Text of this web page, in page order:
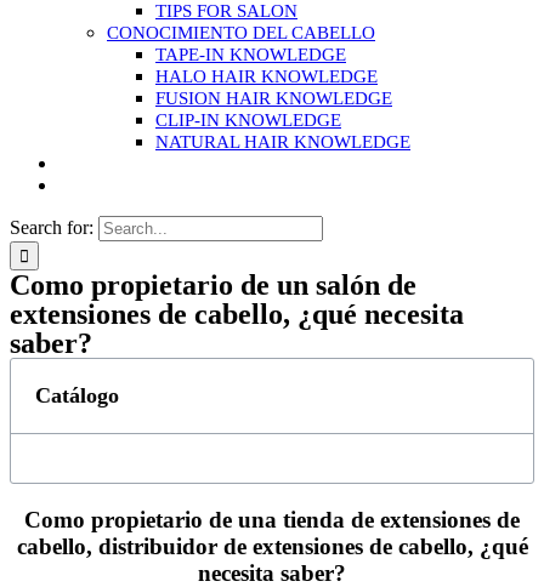
TIPS FOR SALON
CONOCIMIENTO DEL CABELLO
TAPE-IN KNOWLEDGE
HALO HAIR KNOWLEDGE
FUSION HAIR KNOWLEDGE
CLIP-IN KNOWLEDGE
NATURAL HAIR KNOWLEDGE
Search for:
Como propietario de un salón de
extensiones de cabello, ¿qué necesita
saber?
Catálogo
Como propietario de una tienda de extensiones de
cabello, distribuidor de extensiones de cabello, ¿qué
necesita saber?